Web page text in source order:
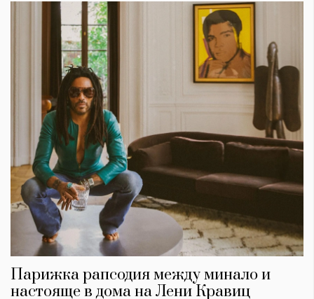
Парижка рапсодия между минало и
настояще в дома на Лени Кравиц
КАТЕГОРИИ
Wine&Dine
Подкасти
Мода
Dialogue
Изкуство
ЗА НАС
Условия за
ползване
За нас
Реклама
Политика за